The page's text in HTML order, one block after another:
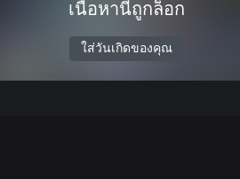
เนื้อหานี้ถูกล็อก
ใส่วันเกิดของคุณ